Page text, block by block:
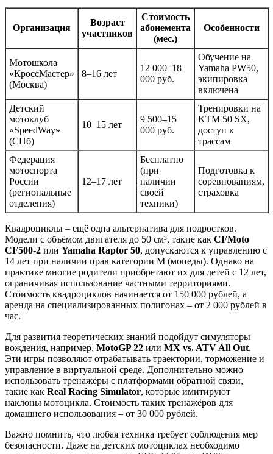
Организация
Возраст
участников
Стоимость
абонемента
(мес.)
Особенности
Мотошкола
«КроссМастер»
(Москва)
8–16 лет
12 000–18
000 руб.
Обучение на
Yamaha PW50,
экипировка
включена
Детский
мотоклуб
«SpeedWay»
(СПб)
10–15 лет
9 500–15
000 руб.
Тренировки на
KTM 50 SX,
доступ к
трассам
Федерация
мотоспорта
России
(региональные
отделения)
12–17 лет
Бесплатно
(при
наличии
своей
техники)
Подготовка к
соревнованиям,
страховка
Квадроциклы – ещё одна альтернатива для подростков.
Модели с объёмом двигателя до 50 см³, такие как CFMoto
CF500-2 или Yamaha Raptor 50, допускаются к управлению с
14 лет при наличии прав категории M (мопеды). Однако на
практике многие родители приобретают их для детей с 12 лет,
ограничивая использование частными территориями.
Стоимость квадроциклов начинается от 150 000 рублей, а
аренда на специализированных полигонах – от 2 000 рублей в
час.
Для развития теоретических знаний подойдут симуляторы
вождения, например, MotoGP 22 или MX vs. ATV All Out.
Эти игры позволяют отрабатывать траектории, торможение и
управление в виртуальной среде. Дополнительно можно
использовать тренажёры с платформами обратной связи,
такие как Real Racing Simulator, которые имитируют
наклоны мотоцикла. Стоимость таких тренажёров для
домашнего использования – от 30 000 рублей.
Важно помнить, что любая техника требует соблюдения мер
безопасности. Даже на детских мотоциклах необходимо